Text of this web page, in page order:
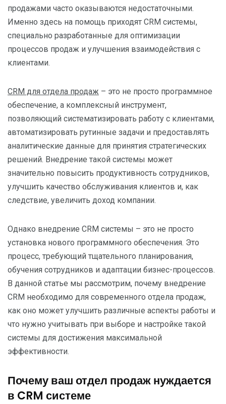
продажами часто оказываются недостаточными.
Именно здесь на помощь приходят CRM системы,
специально разработанные для оптимизации
процессов продаж и улучшения взаимодействия с
клиентами.
CRM для отдела продаж – это не просто программное
обеспечение, а комплексный инструмент,
позволяющий систематизировать работу с клиентами,
автоматизировать рутинные задачи и предоставлять
аналитические данные для принятия стратегических
решений. Внедрение такой системы может
значительно повысить продуктивность сотрудников,
улучшить качество обслуживания клиентов и, как
следствие, увеличить доход компании.
Однако внедрение CRM системы – это не просто
установка нового программного обеспечения. Это
процесс, требующий тщательного планирования,
обучения сотрудников и адаптации бизнес-процессов.
В данной статье мы рассмотрим, почему внедрение
CRM необходимо для современного отдела продаж,
как оно может улучшить различные аспекты работы и
что нужно учитывать при выборе и настройке такой
системы для достижения максимальной
эффективности.
Почему ваш отдел продаж нуждается
в CRM системе